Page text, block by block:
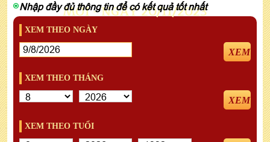
MỚI - NGÀY 20/11/2023
Nhập đầy đủ thông tin để có kết quả tốt nhất
XEM THEO NGÀY
XEM
XEM THEO THÁNG
XEM
XEM THEO TUỔI